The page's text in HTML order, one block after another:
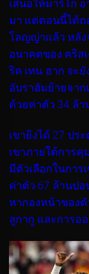
เสนอให้มาร์โก
มา แต่ตอนนี้ได้ถ
โลญญ่าแล้ว หลั
อนาคตของ คริส
ริค เทน ฮาก จะ
อับราฮัมย้ายจา
ด้วยค่าตัว 34 ล้
เขายิงได้ 27 ปร
เขาภายใต้การ
มีตัวเลือกในกา
ค่าตัว 67 ล้านปอ
หากองหน้าของตั
ลูกากู และการอ